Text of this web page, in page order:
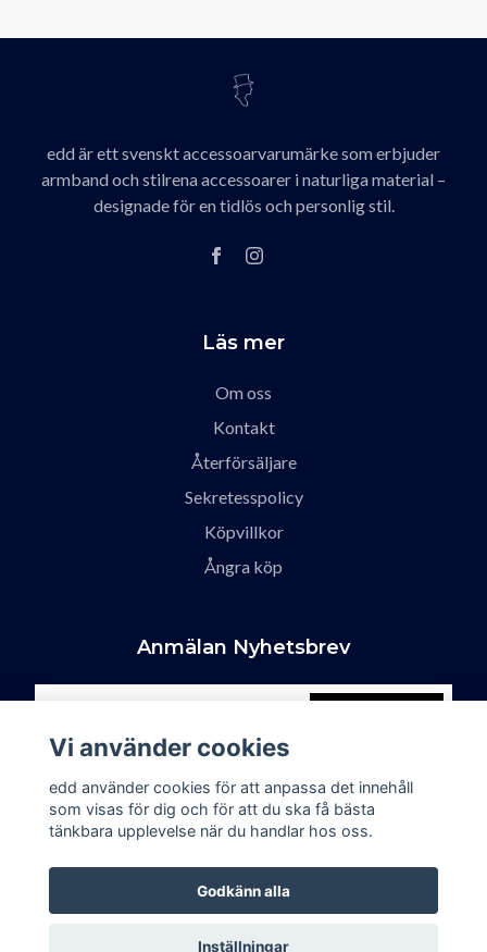
edd är ett svenskt accessoarvarumärke som erbjuder
armband och stilrena accessoarer i naturliga material –
designade för en tidlös och personlig stil.
Läs mer
Om oss
Kontakt
Återförsäljare
Sekretesspolicy
Köpvillkor
Ångra köp
Anmälan Nyhetsbrev
Vi använder cookies
edd använder cookies för att anpassa det innehåll
som visas för dig och för att du ska få bästa
tänkbara upplevelse när du handlar hos oss.
Godkänn alla
Inställningar